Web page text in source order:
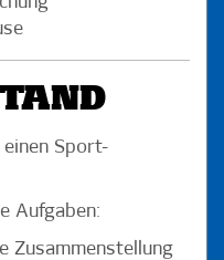
einen Sport-
Aufgaben:
Zusammenstellung